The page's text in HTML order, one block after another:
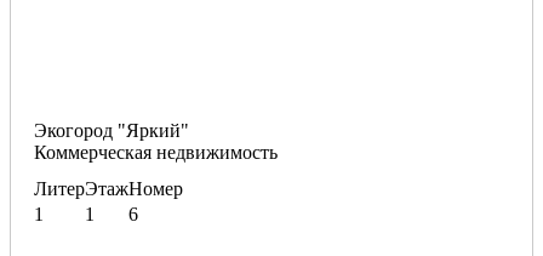
Экогород "Яркий"
Коммерческая недвижимость
Литер
1
Этаж
1
Номер
6